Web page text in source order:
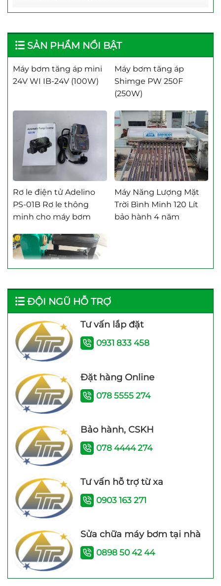
Máy Bơm Tăng Áp Awashi
Máy Bơm Tăng Áp CGO – Hiệu Quả Và
Đáng Tin Cậy
Máy Bơm Tăng Áp GIDROX
Máy Bơm Tăng Áp Mini
Máy Bơm Tăng Áp Samico
Máy Bơm Tăng Áp Shimge
Máy Bơm Tăng Áp Techrumi
Máy Bơm Tăng Áp Taesung
Rơ Le Cao Cấp Techrumi
Rơ Le Cơ Pana
Rơ Le Thông Minh Taesung
SẢN PHẨM NỔI BẬT
Máy bơm tăng áp mini
24V WI IB-24V (100W)
Máy bơm tăng áp
Shimge PW 250F
(250W)
Rơ le điện tử Adelino
PS-01B Rơ le thông
minh cho máy bơm
Máy Năng Lượng Mặt
Trời Bình Minh 120 Lít
bảo hành 4 năm
Máy bơm nước trợ lực
đẩy cao Samico 200w
tốt nhất hiện nay
Máy bơm tăng áp điện
tử TITANPRO 200A –
200W Bảo hành 26
Tháng
Máy bơm tăng áp JLm
24 Tháng
Máy bơm tăng áp mini
24V WI IB-24V (100W)
Máy bơm tăng áp
ĐỘI NGŨ HỖ TRỢ
Tư vấn lắp đặt
0931 833 458
Đặt hàng Online
078 5555 274
Bảo hành, CSKH
078 4444 274
Tư vấn hỗ trợ từ xa
0903 163 271
Sửa chữa máy bơm tại nhà
0898 50 42 44